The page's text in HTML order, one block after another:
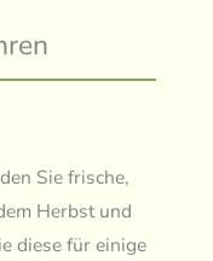
Sie frische,
Herbst und
diese für einige